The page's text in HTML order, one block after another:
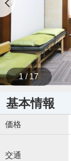
1 / 17
基本情報
価格
交通